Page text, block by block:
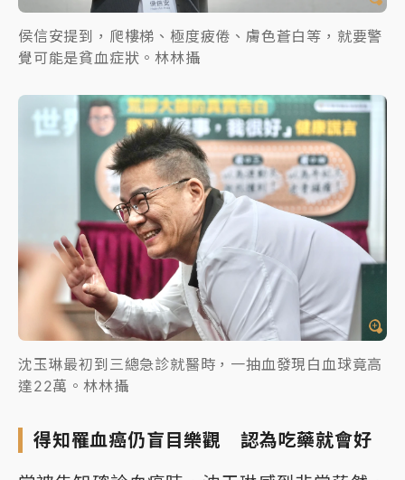
侯信安提到，爬樓梯、極度疲倦、膚色蒼白等，就要警
覺可能是貧血症狀。林林攝
沈玉琳最初到三總急診就醫時，一抽血發現白血球竟高
達22萬。林林攝
得知罹血癌仍盲目樂觀 認為吃藥就會好